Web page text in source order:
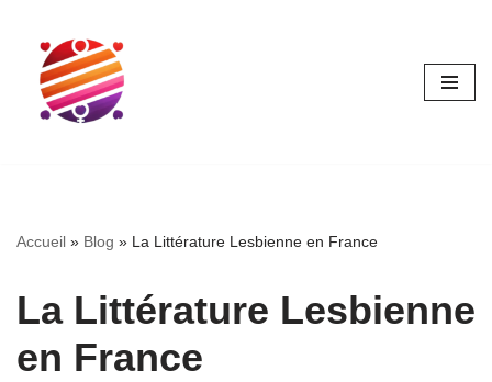
Aller
contenu
Accueil » Blog » La Littérature Lesbienne en France
La Littérature Lesbienne
en France